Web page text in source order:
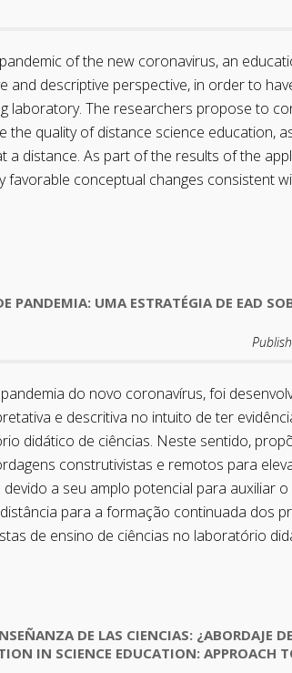
of the new coronavirus, an
and descriptive perspective, in order to
laboratory. The researchers propose to
quality of distance science education,
distance. As part of the results of the
conceptual changes consistent
PANDEMIA: UMA ESTRATÉGIA DE EAD
do novo coronavírus, foi
e descritiva no intuito de ter
didático de ciências. Neste sentido,
construtivistas e remotos para
a seu amplo potencial para auxiliar
para a formação continuada dos
de ensino de ciências no laboratório
DE LAS CIENCIAS: ¿ABORDAJE
IN SCIENCE EDUCATION: APPROACH